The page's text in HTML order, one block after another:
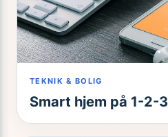
TEKNIK & BOLIG
Smart hjem på 1-2-3